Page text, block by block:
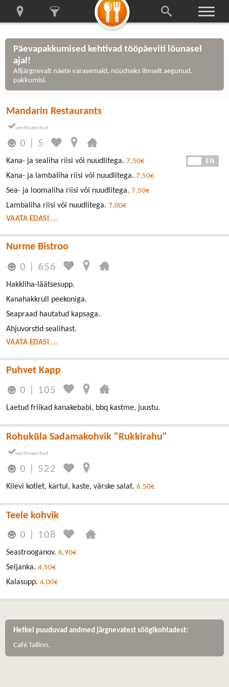
Päevapakkumised kehtivad tööpäeviti lõunasel
ajal!
Alljärgnevalt näete varasemaid, nüüdseks ilmselt aegunud,
pakkumisi.
Mandarin Restaurants
0 5
EN
Kana- ja sealiha riisi või nuudlitega. 7,50€
Kana- ja lambaliha riisi või nuudlitega. 7,50€
Sea- ja loomaliha riisi või nuudlitega. 7,50€
Lambaliha riisi või nuudlitega. 7,00€
VAATA EDASI ...
Nurme Bistroo
0 656
Hakkliha-läätsesupp.
Kanahakkrull peekoniga.
Seapraad hautatud kapsaga.
Ahjuvorstid sealihast.
VAATA EDASI ...
Puhvet Kapp
0 105
Laetud friikad kanakebabi, bbq kastme, juustu.
Rohuküla Sadamakohvik "Rukkirahu"
0 522
Kiievi kotlet, kartul, kaste, värske salat. 6,50€
Teele kohvik
0 108
Seastrooganov. 6,90€
Seljanka. 4,50€
Kalasupp. 4,00€
Hetkel puuduvad andmed järgnevatest söögikohtadest:
Café Tallinn.